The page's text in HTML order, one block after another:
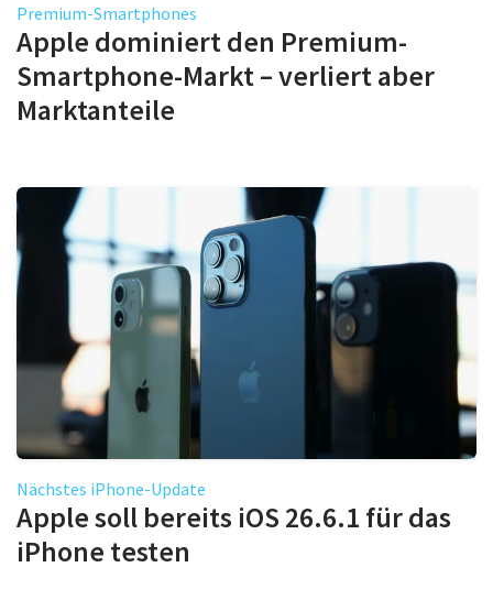
Premium-Smartphones
Apple dominiert den Premium-
Smartphone-Markt – verliert aber
Marktanteile
Nächstes iPhone-Update
Apple soll bereits iOS 26.6.1 für das
iPhone testen